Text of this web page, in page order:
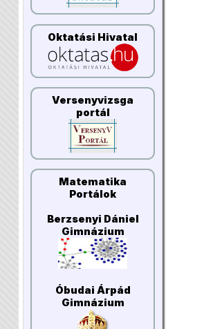
Oktatási Hivatal
Versenyvizsga
portál
Matematika
Portálok
Berzsenyi Dániel
Gimnázium
Óbudai Árpád
Gimnázium